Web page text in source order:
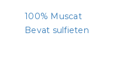
100% Muscat
Bevat sulfieten